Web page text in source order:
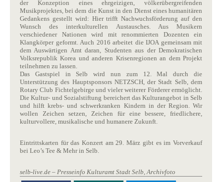
der Konzeption eines ehrgeizigen, völkerübergreifenden
Musikprojektes, bei dem die Kunst in den Dienst eines humanitären
Gedankens gestellt wird: Hier trifft Nachwuchsförderung auf den
Wunsch des interkulturellen Austausches. Aus Musikern
verschiedener Nationen wird mit renommierten Dozenten ein
Klangkörper geformt. Auch 2016 arbeitet die IJOA gemeinsam mit
dem Auswärtigen Amt daran, Studenten aus der Demokratischen
Volksrepublik Korea und anderen Krisenregionen an dem Projekt
teilnehmen zu lassen.
Das Gastspiel in Selb wird nun zum 12. Mal durch die
Unterstützung des Hauptsponsors NETZSCH, der Stadt Selb, dem
Rotary Club Fichtelgebirge und vieler weiterer Förderer ermöglicht.
Die Kultur- und Sozialstiftung bereichert das Kulturangebot in Selb
und hilft krebs- und schwerkranken Kindern in der Region. Wir
wollen Zeichen setzen, Zeichen für eine bessere, friedlichere,
kulturvollere, musikalische und humanere Zukunft.
Eintrittskarten für das Konzert am 29. März gibt es im Vorverkauf
bei Leo’s Tee & Mehr in Selb.
selb-live.de – Presseinfo Kulturamt Stadt Selb, Archivfoto